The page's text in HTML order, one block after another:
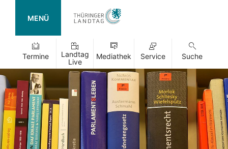
MENÜ
Termine
Landtag
Live
Mediathek Service Suche